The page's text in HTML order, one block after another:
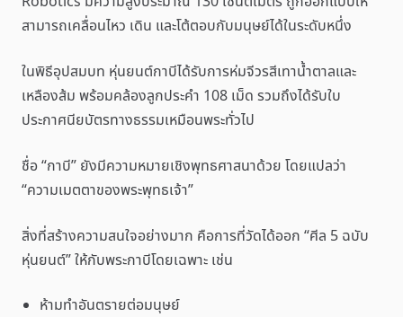
สามารถเคลื่อนไหว เดิน และโต้ตอบกับมนุษย์ได้ในระดับหนึ่ง
ในพิธีอุปสมบท หุ่นยนต์กาบีได้รับการห่มจีวรสีเทาน้ำตาลและ
เหลืองส้ม พร้อมคล้องลูกประคำ 108 เม็ด รวมถึงได้รับใบ
ประกาศนียบัตรทางธรรมเหมือนพระทั่วไป
ชื่อ “กาบี” ยังมีความหมายเชิงพุทธศาสนาด้วย โดยแปลว่า
“ความเมตตาของพระพุทธเจ้า”
สิ่งที่สร้างความสนใจอย่างมาก คือการที่วัดได้ออก “ศีล 5 ฉบับ
หุ่นยนต์” ให้กับพระกาบีโดยเฉพาะ เช่น
ห้ามทำอันตรายต่อมนุษย์